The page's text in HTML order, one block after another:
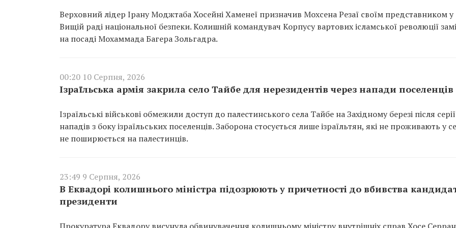
Верховний лідер Ірану Моджтаба Хосейні Хаменеї призначив Мохсена Резаї своїм представником у
Вищій раді національної безпеки. Колишній командувач Корпусу вартових ісламської революції
на посаді Мохаммада Багера Зольгадра.
00:20 10 Серпня, 2026
Ізраїльська армія закрила село Тайбе для нерезидентів через напади поселенців
Ізраїльські військові обмежили доступ до палестинського села Тайбе на Західному березі після серії
нападів з боку ізраїльських поселенців. Заборона стосується лише ізраїльтян, які не проживають у
не поширюється на палестинців.
23:49 9 Серпня, 2026
В Еквадорі колишнього міністра підозрюють у причетності до вбивства
президенти